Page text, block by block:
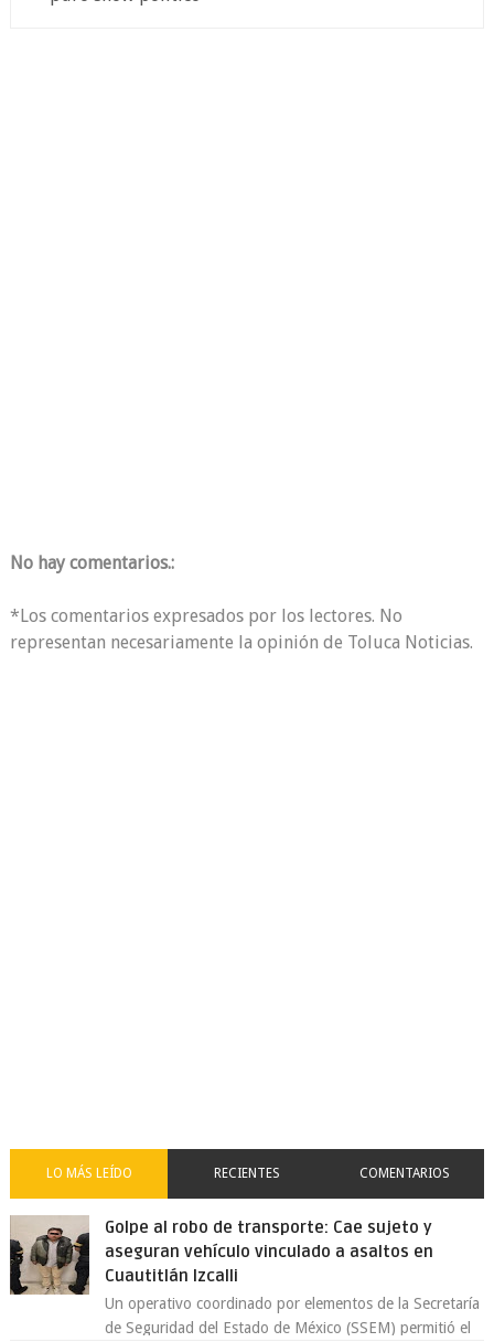
No hay comentarios.:
*Los comentarios expresados por los lectores. No
representan necesariamente la opinión de Toluca Noticias.
LO MÁS LEÍDO RECIENTES COMENTARIOS
Golpe al robo de transporte: Cae sujeto y
aseguran vehículo vinculado a asaltos en
Cuautitlán Izcalli
Un operativo coordinado por elementos de la Secretaría
de Seguridad del Estado de México (SSEM) permitió el